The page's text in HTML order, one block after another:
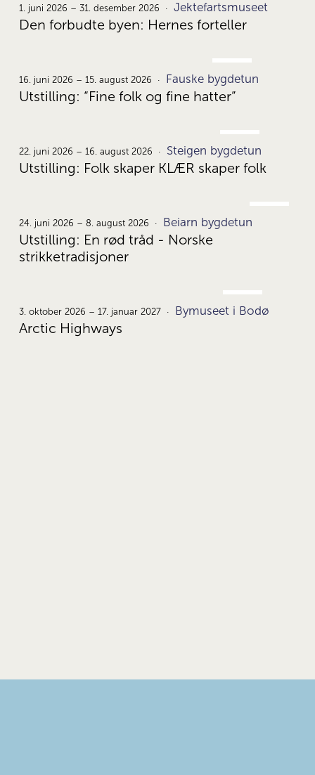
1.
1. juni 2026 – 31. desember 2026 Jektefartsmuseet
Den forbudte byen: Hernes forteller
16.
16. juni 2026 – 15. august 2026 Fauske bygdetun
Utstilling: “Fine folk og fine hatter”
22.
22. juni 2026 – 16. august 2026 Steigen bygdetun
Utstilling: Folk skaper KLÆR skaper folk
24. juni 2026 – 8. august 2026 Beiarn bygdetun
Utstilling: En rød tråd - Norske
strikketradisjoner
3.
3. oktober 2026 – 17. januar 2027 Bymuseet i Bodø
Arctic Highways